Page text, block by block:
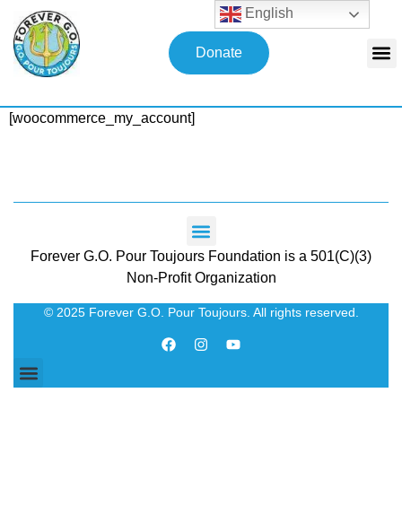
Donate
[woocommerce_my_account]
Forever G.O. Pour Toujours Foundation is a 501(C)(3)
Non-Profit Organization
© 2025 Forever G.O. Pour Toujours. All rights reserved.
English